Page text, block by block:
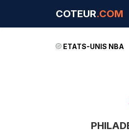
COTEUR.COM
ETATS-UNIS NBA